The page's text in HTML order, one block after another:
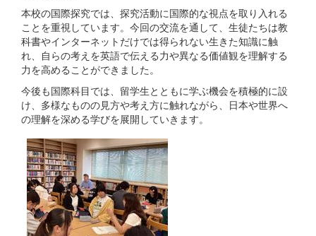
本校の国際探究では、探究活動に国際的な視点を取り入れる
ことを重視しています。今回の交流を通して、生徒たちは教
科書やインターネットだけでは得られない生きた知識に触
れ、自らの考えを英語で伝える力や異なる価値観を理解する
力を高めることができました。
今後も国際科目では、留学生とともに学ぶ機会を積極的に設
け、多様なものの見方や考え方に触れながら、日本や世界へ
の理解を深める学びを展開していきます。